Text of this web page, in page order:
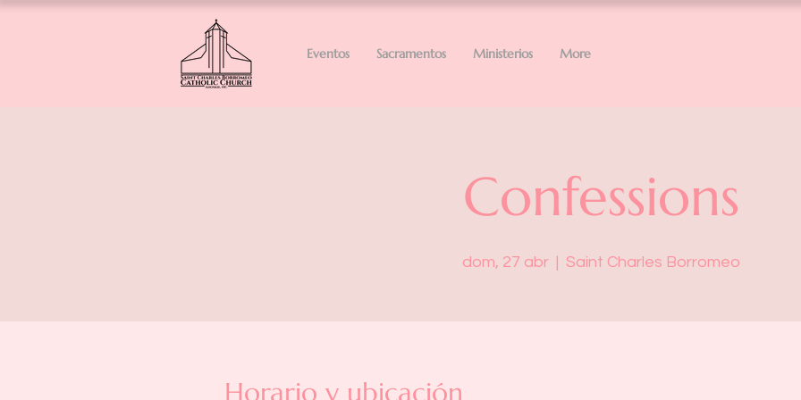
Eventos Sacramentos Ministerios More
Confessions
dom, 27 abr
  |
Saint Charles Borromeo
Horario y ubicación